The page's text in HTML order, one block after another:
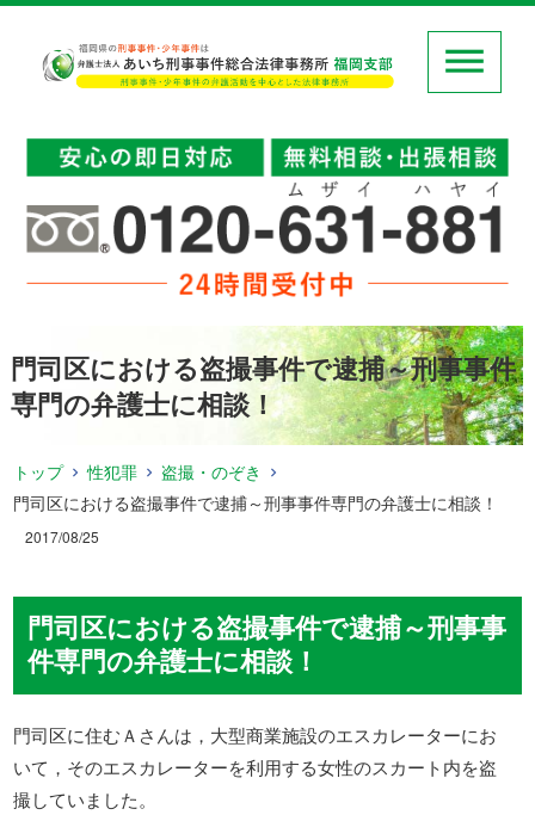
門司区における盗撮事件で逮捕～刑事事件
専門の弁護士に相談！
トップ 性犯罪
盗撮・のぞき
門司区における盗撮事件で逮捕～刑事事件専門の弁護士に相談！
2017/08/25
門司区における盗撮事件で逮捕～刑事事
件専門の弁護士に相談！
門司区に住むＡさんは，大型商業施設のエスカレーターにお
いて，そのエスカレーターを利用する女性のスカート内を盗
撮していました。